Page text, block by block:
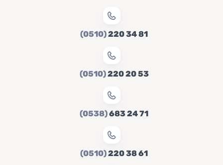
(0510)220 34 81
(0510)220 20 53
(0538)683 24 71
(0510)220 38 61